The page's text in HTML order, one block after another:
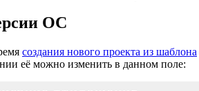
ОС
создания нового проекта из шаблона
её можно изменить в данном поле: